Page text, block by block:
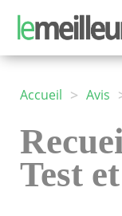
Accueil > Avis
Test